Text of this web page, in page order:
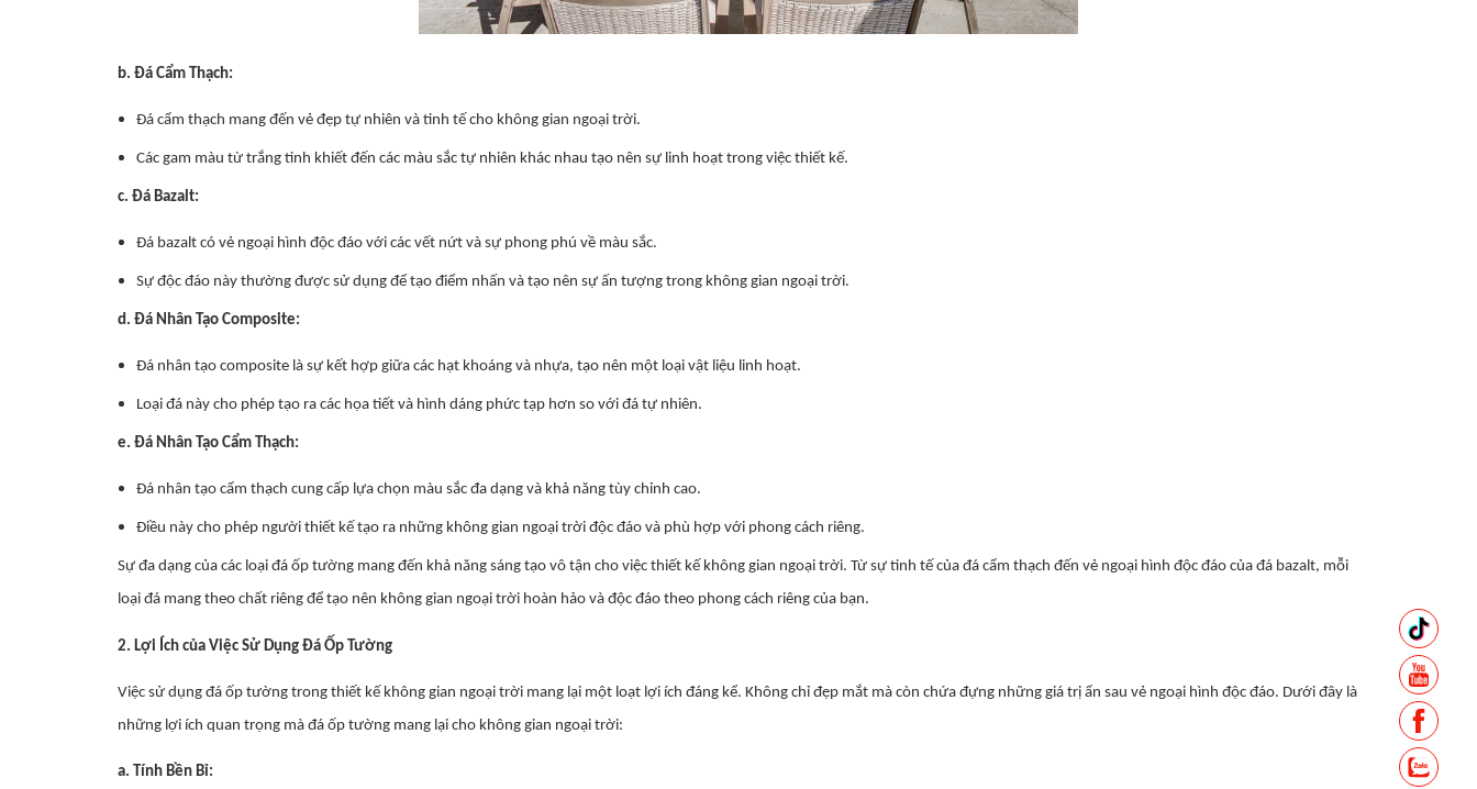
b. Đá Cẩm Thạch:
Đá cẩm thạch mang đến vẻ đẹp tự nhiên và tinh tế cho không gian ngoại trời.
Các gam màu từ trắng tinh khiết đến các màu sắc tự nhiên khác nhau tạo nên sự linh hoạt trong việc thiết kế.
c. Đá Bazalt:
Đá bazalt có vẻ ngoại hình độc đáo với các vết nứt và sự phong phú về màu sắc.
Sự độc đáo này thường được sử dụng để tạo điểm nhấn và tạo nên sự ấn tượng trong không gian ngoại trời.
d. Đá Nhân Tạo Composite:
Đá nhân tạo composite là sự kết hợp giữa các hạt khoáng và nhựa, tạo nên một loại vật liệu linh hoạt.
Loại đá này cho phép tạo ra các họa tiết và hình dáng phức tạp hơn so với đá tự nhiên.
e. Đá Nhân Tạo Cẩm Thạch:
Đá nhân tạo cẩm thạch cung cấp lựa chọn màu sắc đa dạng và khả năng tùy chỉnh cao.
Điều này cho phép người thiết kế tạo ra những không gian ngoại trời độc đáo và phù hợp với phong cách riêng.
Sự đa dạng của các loại đá ốp tường mang đến khả năng sáng tạo vô tận cho việc thiết kế không gian ngoại trời. Từ sự tinh tế của đá cẩm thạch đến vẻ ngoại hình độc đáo của đá bazalt, mỗi
loại đá mang theo chất riêng để tạo nên không gian ngoại trời hoàn hảo và độc đáo theo phong cách riêng của bạn.
2. Lợi Ích của Việc Sử Dụng Đá Ốp Tường
Việc sử dụng đá ốp tường trong thiết kế không gian ngoại trời mang lại một loạt lợi ích đáng kể. Không chỉ đẹp mắt mà còn chứa đựng những giá trị ẩn sau vẻ ngoại hình độc đáo. Dưới đây là
những lợi ích quan trọng mà đá ốp tường mang lại cho không gian ngoại trời:
a. Tính Bền Bỉ: